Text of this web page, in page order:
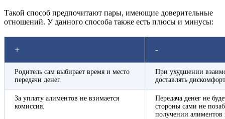
Такой способ предпочитают пары, имеющие доверительные
отношений. У данного способа также есть плюсы и минусы:
+ -
Родитель сам выбирает время и место
передачи денег.
При ухудшении
доставлять
За уплату алиментов не взимается
комиссия.
Передача денег не
стороны сами не
получении